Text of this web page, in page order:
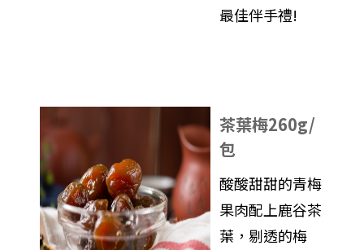
最佳伴手禮!
茶葉梅260g/
包
酸酸甜甜的青梅
果肉配上鹿谷茶
葉，剔透的梅